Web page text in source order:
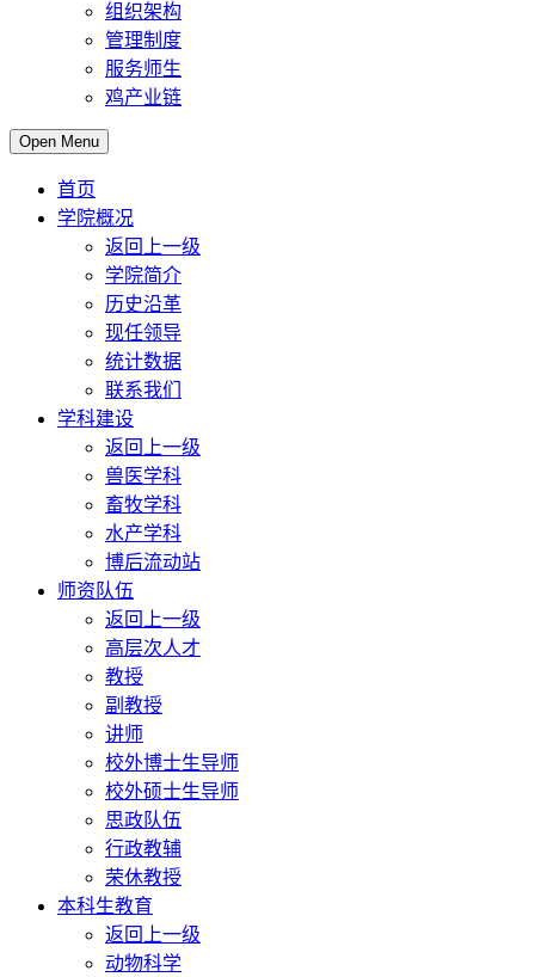
组织架构
管理制度
服务师生
鸡产业链
Open Menu
首页
学院概况
返回上一级
学院简介
历史沿革
现任领导
统计数据
联系我们
学科建设
返回上一级
兽医学科
畜牧学科
水产学科
博后流动站
师资队伍
返回上一级
高层次人才
教授
副教授
讲师
校外博士生导师
校外硕士生导师
思政队伍
行政教辅
荣休教授
本科生教育
返回上一级
动物科学